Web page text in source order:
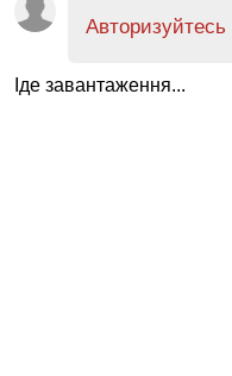
Авторизуйтесь
Іде завантаження...